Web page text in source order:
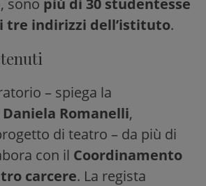
tre indirizzi dell’istituto.
– spiega la
Daniela Romanelli,
di teatro – da più di
con il Coordinamento
carcere. La regista